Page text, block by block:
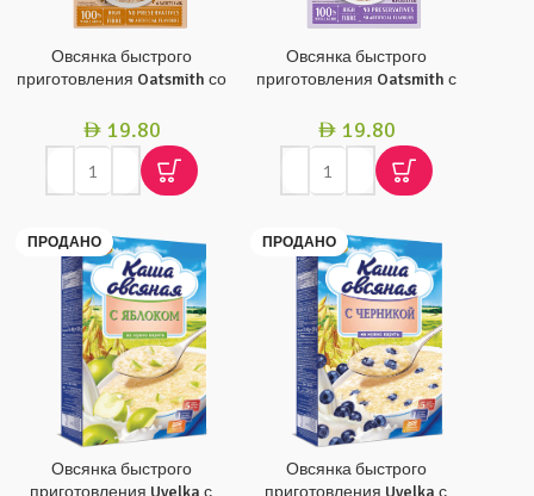
Овсянка быстрого
приготовления Oatsmith со
коричневого сахара, 270 г
AED 19.80
Овсянка быстрого
приготовления Oatsmith с
кешью 270 г
AED 19.80
ПРОДАНО
Овсянка быстрого
ПРОДАНО
Овсянка быстрого